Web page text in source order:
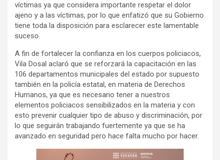
víctimas ya que considera importante respetar el dolor
ajeno y a las víctimas, por lo que enfatizó que su Gobierno
tiene toda la disposición para esclarecer este lamentable
suceso.
A fin de fortalecer la confianza en los cuerpos policiacos,
Vila Dosal aclaró que se reforzará la capacitación en las
106 departamentos municipales del estado por supuesto
también en la policía estatal, en materia de Derechos
Humanos, ya que es necesario tener a nuestros
elementos policiacos sensibilizados en la materia y con
esto prevenir cualquier tipo de abuso y discriminación, por
lo que seguirán trabajando fuertemente ya que se ha
avanzado en seguridad pero hace falta mucho por hacer.